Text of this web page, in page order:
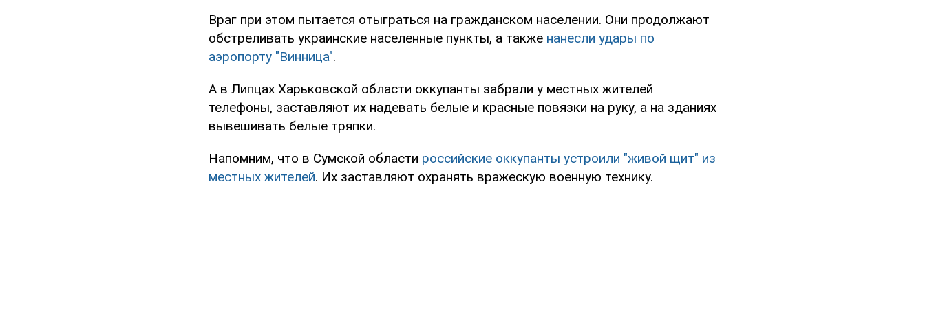
Враг при этом пытается отыграться на гражданском населении. Они продолжают
обстреливать украинские населенные пункты, а также нанесли удары по
аэропорту "Винница".
А в Липцах Харьковской области оккупанты забрали у местных жителей
телефоны, заставляют их надевать белые и красные повязки на руку, а на зданиях
вывешивать белые тряпки.
Напомним, что в Сумской области российские оккупанты устроили "живой щит" из
местных жителей. Их заставляют охранять вражескую военную технику.